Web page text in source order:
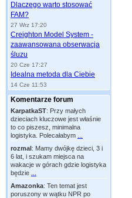
Dlaczego warto stosować
FAM?
27 Wrz 17:20
Creighton Model System -
zaawansowana obserwacja
śluzu
20 Cze 17:27
Idealna metoda dla Ciebie
14 Cze 11:53
Komentarze forum
KarpatkaST: Przy małych
dzieciach kluczowe jest właśnie
to co piszesz, minimalna
logistyka. Polecałabym
rozmal: Mamy dwójkę dzieci, 3 i
6 lat, i szukam miejsca na
wakacje w górach gdzie logistyka
będzie
Amazonka: Ten temat jest
poruszony w wątku NPR po